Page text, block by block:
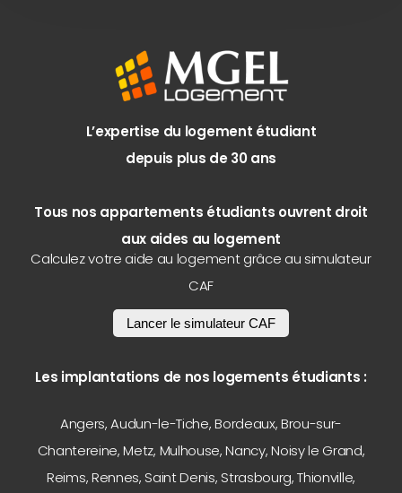
L’expertise du logement étudiant
depuis plus de 30 ans
Tous nos appartements étudiants ouvrent droit
aux aides au logement
Calculez votre aide au logement grâce au simulateur
CAF
Lancer le simulateur CAF
Les implantations de nos logements étudiants :
Angers,Audun-le-Tiche,Bordeaux,Brou-sur-
Chantereine,Metz, Mulhouse,Nancy,Noisy le Grand,
Reims,Rennes, Saint Denis, Strasbourg,Thionville,